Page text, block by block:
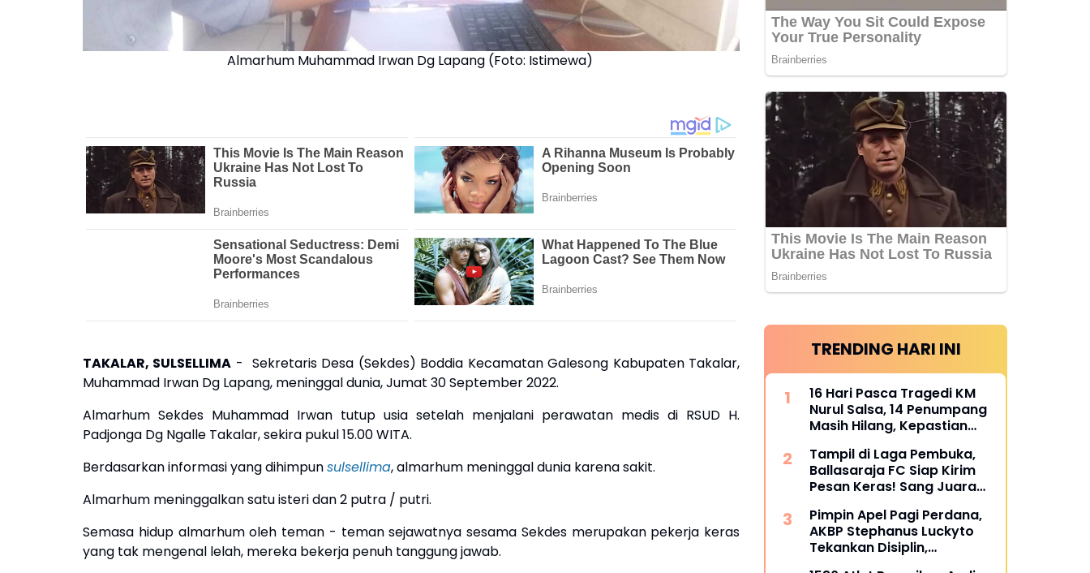
Almarhum Muhammad Irwan Dg Lapang (Foto: Istimewa)
TAKALAR, SULSELLIMA - Sekretaris Desa (Sekdes) Boddia Kecamatan Galesong Kabupaten Takalar,
Muhammad Irwan Dg Lapang, meninggal dunia, Jumat 30 September 2022.
Almarhum Sekdes Muhammad Irwan tutup usia setelah menjalani perawatan medis di RSUD H.
Padjonga Dg Ngalle Takalar, sekira pukul 15.00 WITA.
Berdasarkan informasi yang dihimpunsulsellima, almarhum meninggal dunia karena sakit.
Almarhum meninggalkan satu isteri dan 2 putra / putri.
Semasa hidup almarhum oleh teman - teman sejawatnya sesama Sekdes merupakan pekerja keras
yang tak mengenal lelah, mereka bekerja penuh tanggung jawab.
TRENDING HARI INI
16 Hari Pasca Tragedi KM
Nurul Salsa, 14 Penumpang
Masih Hilang, Kepastian
dipertanyakan
Tampil di Laga Pembuka,
Ballasaraja FC Siap Kirim
Pesan Keras! Sang Juara
Sempurna di Piala
Kemerdekaan Bulukumpa
2026
Pimpin Apel Pagi Perdana,
AKBP Stephanus Luckyto
Tekankan Disiplin,